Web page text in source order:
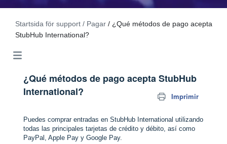
Startsida för support / Pagar / ¿Qué métodos de pago acepta
StubHub International?
¿Qué métodos de pago acepta StubHub
International?
Imprimir
Puedes comprar entradas en StubHub International utilizando
todas las principales tarjetas de crédito y débito, así como
PayPal, Apple Pay y Google Pay.